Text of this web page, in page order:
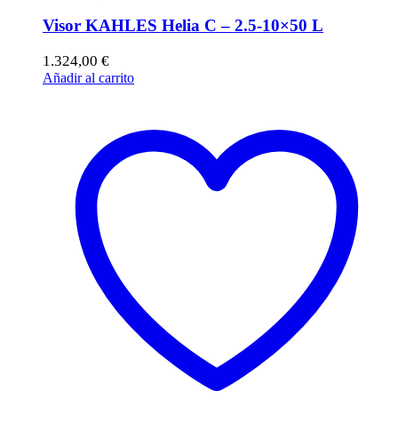
Visor KAHLES Helia C – 2.5-10×50 L
1.324,00 €
Añadir al carrito